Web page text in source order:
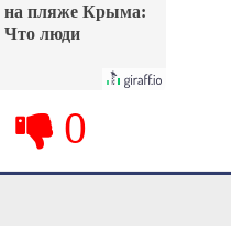
на пляже Крыма:
Что люди
их не видят...
0